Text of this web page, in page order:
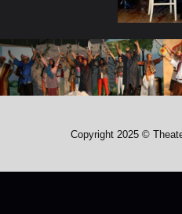
Copyright 2025 ©